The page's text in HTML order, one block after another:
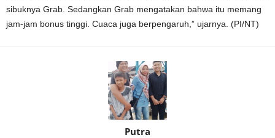
sibuknya Grab. Sedangkan Grab mengatakan bahwa itu memang
jam-jam bonus tinggi. Cuaca juga berpengaruh,” ujarnya. (PI/NT)
Putra